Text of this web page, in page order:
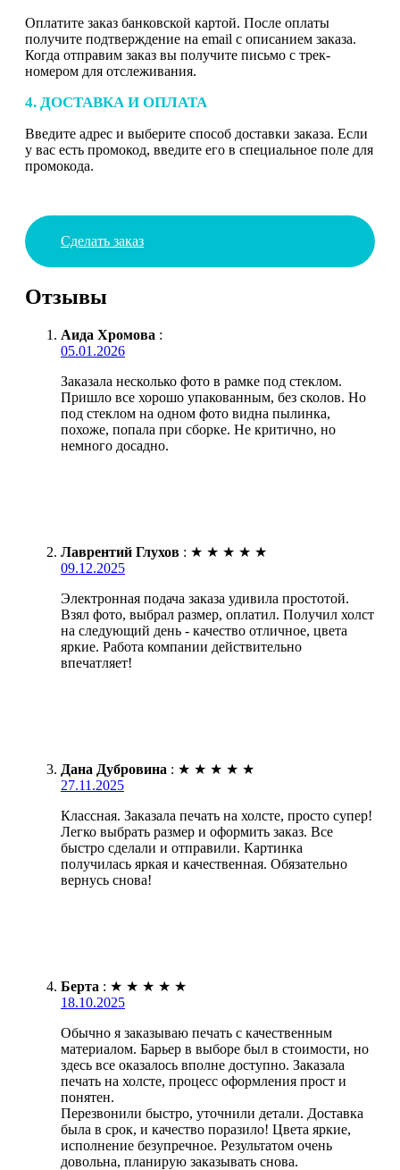
Оплатите заказ банковской картой. После оплаты
получите подтверждение на email с описанием заказа.
Когда отправим заказ вы получите письмо с трек-
номером для отслеживания.
4. ДОСТАВКА И ОПЛАТА
Введите адрес и выберите способ доставки заказа. Если
у вас есть промокод, введите его в специальное поле для
промокода.
Сделать заказ
Отзывы
Аида Хромова :
05.01.2026
Заказала несколько фото в рамке под стеклом.
Пришло все хорошо упакованным, без сколов. Но
под стеклом на одном фото видна пылинка,
похоже, попала при сборке. Не критично, но
немного досадно.
Лаврентий Глухов : ★ ★ ★ ★ ★
09.12.2025
Электронная подача заказа удивила простотой.
Взял фото, выбрал размер, оплатил. Получил холст
на следующий день - качество отличное, цвета
яркие. Работа компании действительно
впечатляет!
Дана Дубровина : ★ ★ ★ ★ ★
27.11.2025
Классная. Заказала печать на холсте, просто супер!
Легко выбрать размер и оформить заказ. Все
быстро сделали и отправили. Картинка
получилась яркая и качественная. Обязательно
вернусь снова!
Берта : ★ ★ ★ ★ ★
18.10.2025
Обычно я заказываю печать с качественным
материалом. Барьер в выборе был в стоимости, но
здесь все оказалось вполне доступно. Заказала
печать на холсте, процесс оформления прост и
понятен.
Перезвонили быстро, уточнили детали. Доставка
была в срок, и качество поразило! Цвета яркие,
исполнение безупречное. Результатом очень
довольна, планирую заказывать снова.